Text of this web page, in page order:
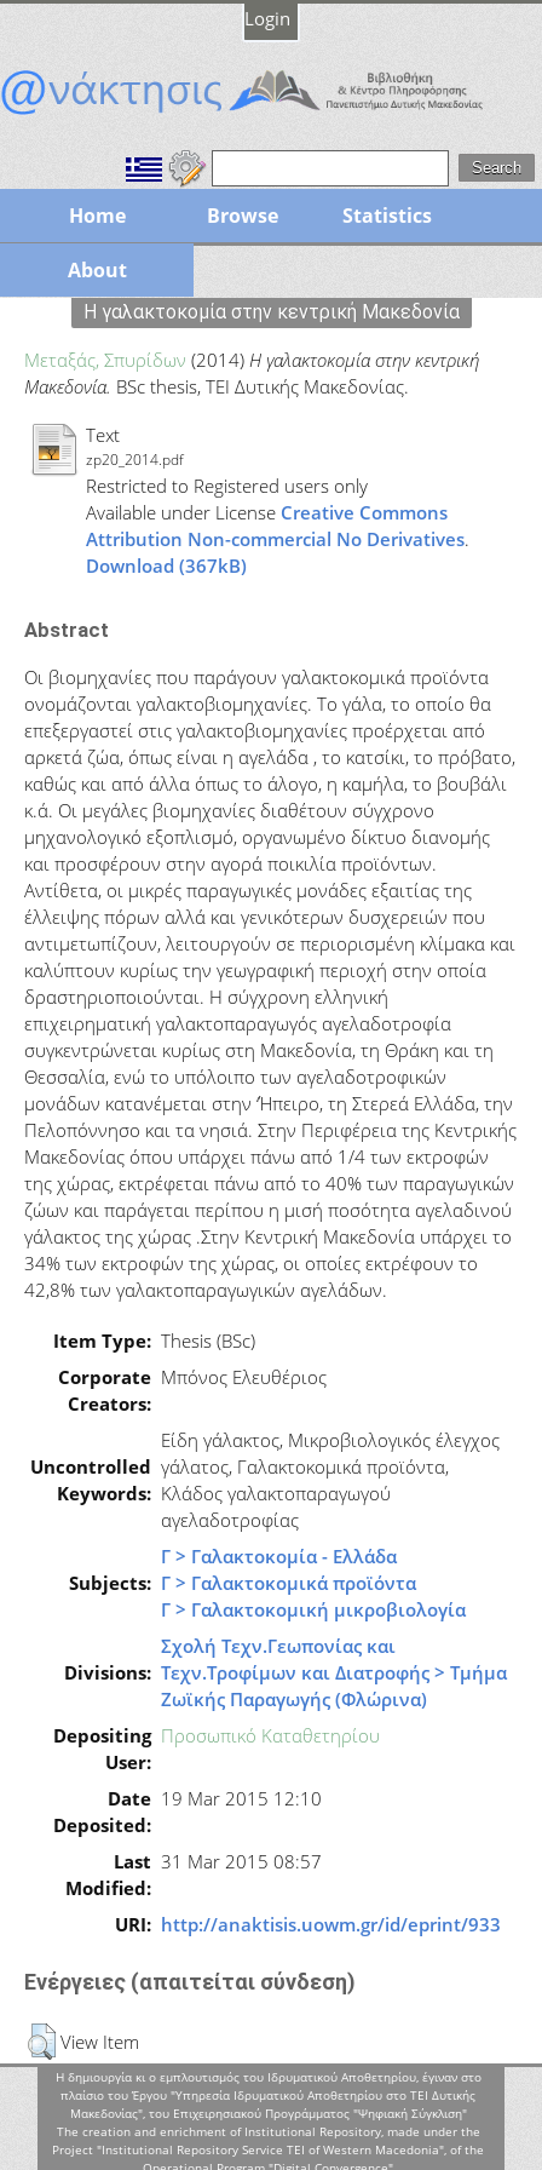
Login
Home Browse Statistics
About
Η γαλακτοκομία στην κεντρική Μακεδονία
Μεταξάς, Σπυρίδων (2014) Η γαλακτοκομία στην κεντρική
Μακεδονία. BSc thesis, ΤΕΙ Δυτικής Μακεδονίας.
Text
zp20_2014.pdf
Restricted to Registered users only
Available under License Creative Commons
Attribution Non-commercial No Derivatives.
Download (367kB)
Abstract
Οι βιομηχανίες που παράγουν γαλακτοκομικά προϊόντα
ονομάζονται γαλακτοβιομηχανίες. Το γάλα, το οποίο θα
επεξεργαστεί στις γαλακτοβιομηχανίες προέρχεται από
αρκετά ζώα, όπως είναι η αγελάδα , το κατσίκι, το πρόβατο,
καθώς και από άλλα όπως το άλογο, η καμήλα, τo βουβάλι
κ.ά. Οι μεγάλες βιομηχανίες διαθέτουν σύγχρονο
μηχανολογικό εξοπλισμό, οργανωμένο δίκτυο διανομής
και προσφέρουν στην αγορά ποικιλία προϊόντων.
Αντίθετα, οι μικρές παραγωγικές μονάδες εξαιτίας της
έλλειψης πόρων αλλά και γενικότερων δυσχερειών που
αντιμετωπίζουν, λειτουργούν σε περιορισμένη κλίμακα και
καλύπτουν κυρίως την γεωγραφική περιοχή στην οποία
δραστηριοποιούνται. Η σύγχρονη ελληνική
επιχειρηματική γαλακτοπαραγωγός αγελαδοτροφία
συγκεντρώνεται κυρίως στη Μακεδονία, τη Θράκη και τη
Θεσσαλία, ενώ το υπόλοιπο των αγελαδοτροφικών
μονάδων κατανέμεται στην ‘Ήπειρο, τη Στερεά Ελλάδα, την
Πελοπόννησο και τα νησιά. Στην Περιφέρεια της Κεντρικής
Μακεδονίας όπου υπάρχει πάνω από 1/4 των εκτροφών
της χώρας, εκτρέφεται πάνω από το 40% των παραγωγικών
ζώων και παράγεται περίπου η μισή ποσότητα αγελαδινού
γάλακτος της χώρας .Στην Κεντρική Μακεδονία υπάρχει το
34% των εκτροφών της χώρας, οι οποίες εκτρέφουν το
42,8% των γαλακτοπαραγωγικών αγελάδων.
Item Type: Thesis (BSc)
Corporate
Creators:
Μπόνος Ελευθέριος
Uncontrolled
Keywords:
Είδη γάλακτος, Μικροβιολογικός έλεγχος
γάλατος, Γαλακτοκομικά προϊόντα,
Κλάδος γαλακτοπαραγωγού
αγελαδοτροφίας
Subjects:
Γ > Γαλακτοκομία - Ελλάδα
Γ > Γαλακτοκομικά προϊόντα
Γ > Γαλακτοκομική μικροβιολογία
Divisions:
Σχολή Τεχν.Γεωπονίας και
Τεχν.Τροφίμων και Διατροφής > Τμήμα
Ζωϊκής Παραγωγής (Φλώρινα)
Depositing
User:
Προσωπικό Καταθετηρίου
Date
Deposited:
19 Mar 2015 12:10
Last
Modified:
31 Mar 2015 08:57
URI: http://anaktisis.uowm.gr/id/eprint/933
Ενέργειες (απαιτείται σύνδεση)
View Item
Η δημιουργία κι ο εμπλουτισμός του Ιδρυματικού Αποθετηρίου, έγιναν στο
πλαίσιο του Έργου "Υπηρεσία Ιδρυματικού Αποθετηρίου στο ΤΕΙ Δυτικής
Μακεδονίας", του Επιχειρησιακού Προγράμματος "Ψηφιακή Σύγκλιση"
The creation and enrichment of Institutional Repository, made under the
Project "Institutional Repository Service TEI of Western Macedonia", of the